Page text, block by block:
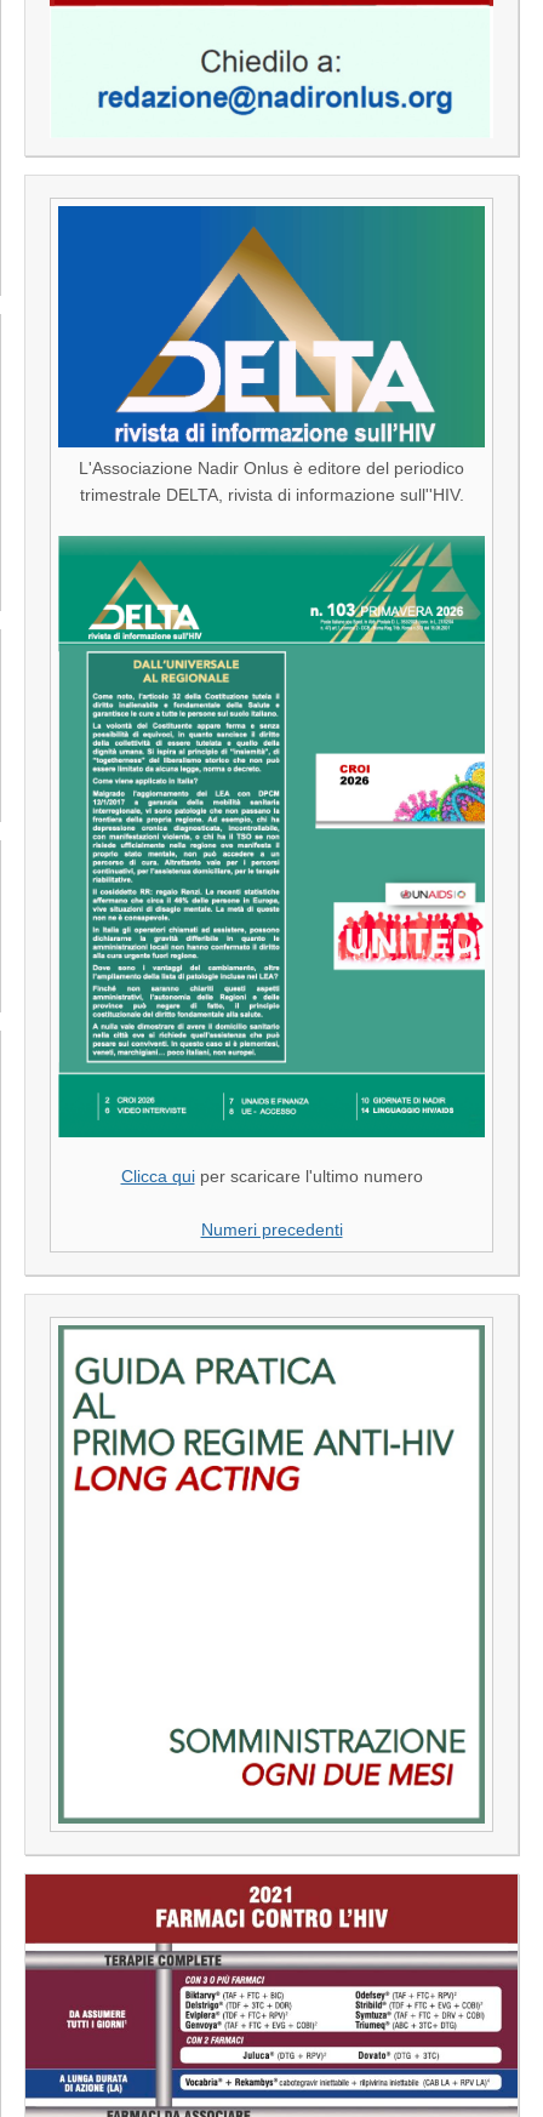
L'Associazione Nadir Onlus è editore del periodico
trimestrale DELTA, rivista di informazione sull''HIV.
Clicca quiper scaricare l'ultimo numero
Numeri precedenti